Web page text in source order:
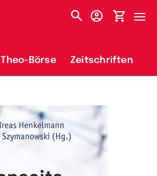
Theo-Börse Zeitschriften